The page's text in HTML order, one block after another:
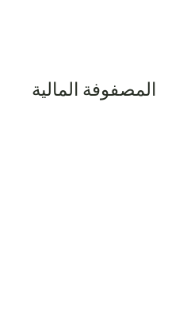
المصفوفة المالية